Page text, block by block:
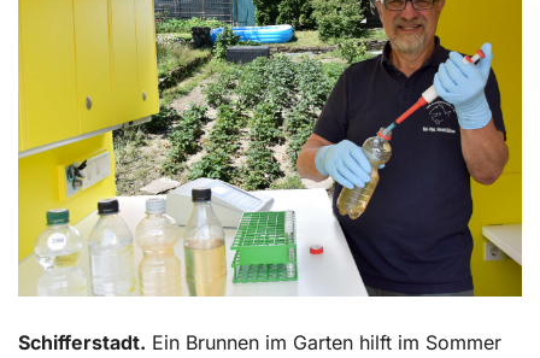
Schifferstadt. Ein Brunnen im Garten hilft im Sommer